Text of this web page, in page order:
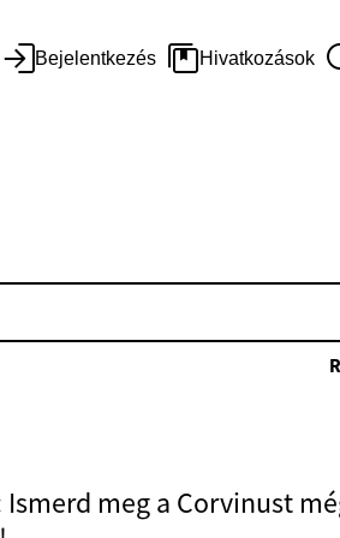
Bejelentkezés Hivatkozások
Ismerd meg a Corvinust